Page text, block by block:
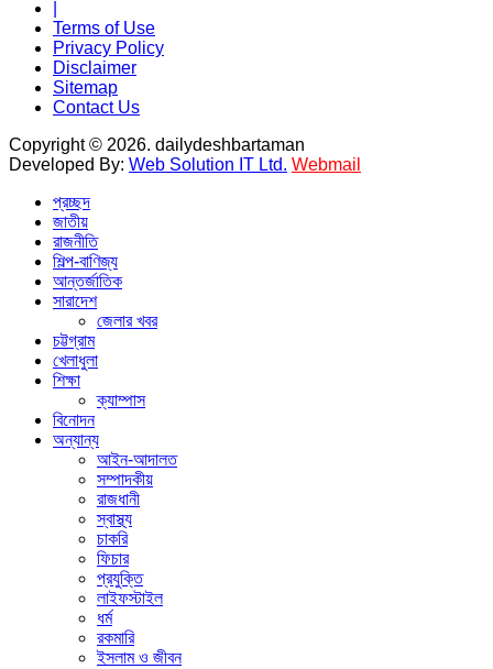
Terms of Use
Privacy Policy
Disclaimer
Sitemap
Contact Us
Copyright © 2026. dailydeshbartaman
Developed By: Web Solution IT Ltd. Webmail
প্রচ্ছদ
জাতীয়
রাজনীতি
শিল্প-বাণিজ্য
আন্তর্জাতিক
সারাদেশ
জেলার খবর
চট্টগ্রাম
খেলাধুলা
শিক্ষা
ক্যাম্পাস
বিনোদন
অন্যান্য
আইন-আদালত
সম্পাদকীয়
রাজধানী
স্বাস্থ্য
চাকরি
ফিচার
প্রযুক্তি
লাইফস্টাইল
ধর্ম
রকমারি
ইসলাম ও জীবন